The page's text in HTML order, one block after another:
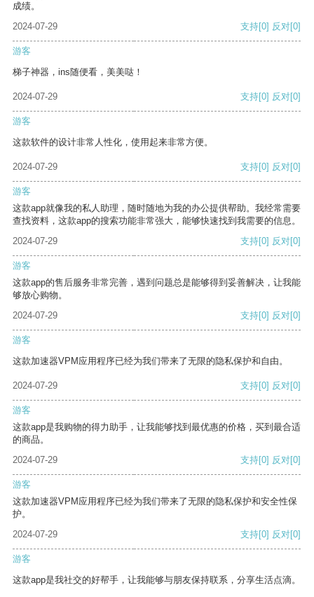
成绩。
2024-07-29
支持[0] 反对[0]
游客
梯子神器，ins随便看，美美哒！
2024-07-29 支持[0] 反对[0]
游客
这款软件的设计非常人性化，使用起来非常方便。
2024-07-29 支持[0] 反对[0]
游客
这款app就像我的私人助理，随时随地为我的办公提供帮助。我经常需要
查找资料，这款app的搜索功能非常强大，能够快速找到我需要的信息。
2024-07-29
支持[0] 反对[0]
游客
这款app的售后服务非常完善，遇到问题总是能够得到妥善解决，让我能
够放心购物。
2024-07-29
支持[0] 反对[0]
游客
这款加速器VPM应用程序已经为我们带来了无限的隐私保护和自由。
2024-07-29 支持[0] 反对[0]
游客
这款app是我购物的得力助手，让我能够找到最优惠的价格，买到最合适
的商品。
2024-07-29
支持[0] 反对[0]
游客
这款加速器VPM应用程序已经为我们带来了无限的隐私保护和安全性保
护。
2024-07-29
支持[0] 反对[0]
游客
这款app是我社交的好帮手，让我能够与朋友保持联系，分享生活点滴。